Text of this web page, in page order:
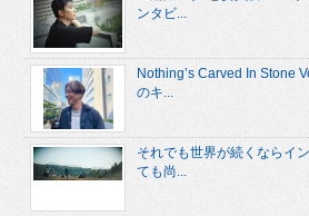
ンタビ...
Nothing’s Carved In Stone
のキ...
それでも世界が続くならイ
ても尚...